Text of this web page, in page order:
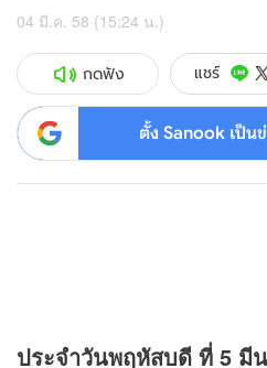
04 มี.ค. 58 (15:24 น.)
กดฟัง แชร์
ตั้ง Sanook เป็น
ประจำวันพฤหัสบดี ที่ 5 มี